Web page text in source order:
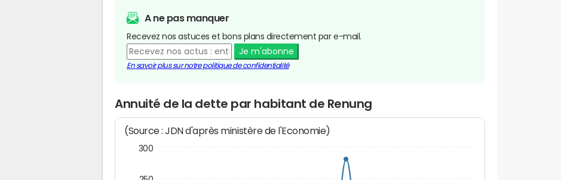
A ne pas manquer
Recevez nos astuces et bons plans directement par e-mail.
Je m'abonne
En savoir plus sur notre politique de confidentialité
Annuité de la dette par habitant de Renung
(Source : JDN d'après ministère de l'Economie)
300